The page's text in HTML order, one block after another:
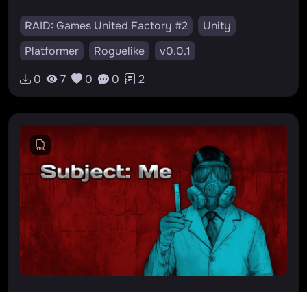
RAID: Games United Factory #2
Unity
Platformer
Roguelike
v0.0.1
0
7 0 0 2